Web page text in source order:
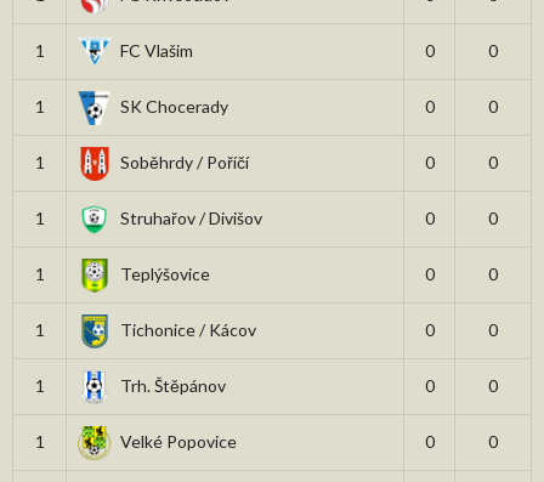
1 FC Vlašim 0 0
1 SK Chocerady 0 0
1 Soběhrdy / Poříčí 0 0
1 Struhařov / Divišov 0 0
1 Teplýšovice 0 0
1 Tichonice / Kácov 0 0
1 Trh. Štěpánov 0 0
1 Velké Popovice 0 0